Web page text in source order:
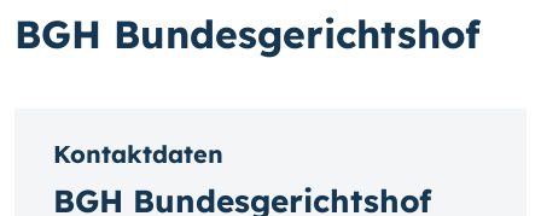
BGH Bundesgerichtshof
Kontaktdaten
BGH Bundesgerichtshof